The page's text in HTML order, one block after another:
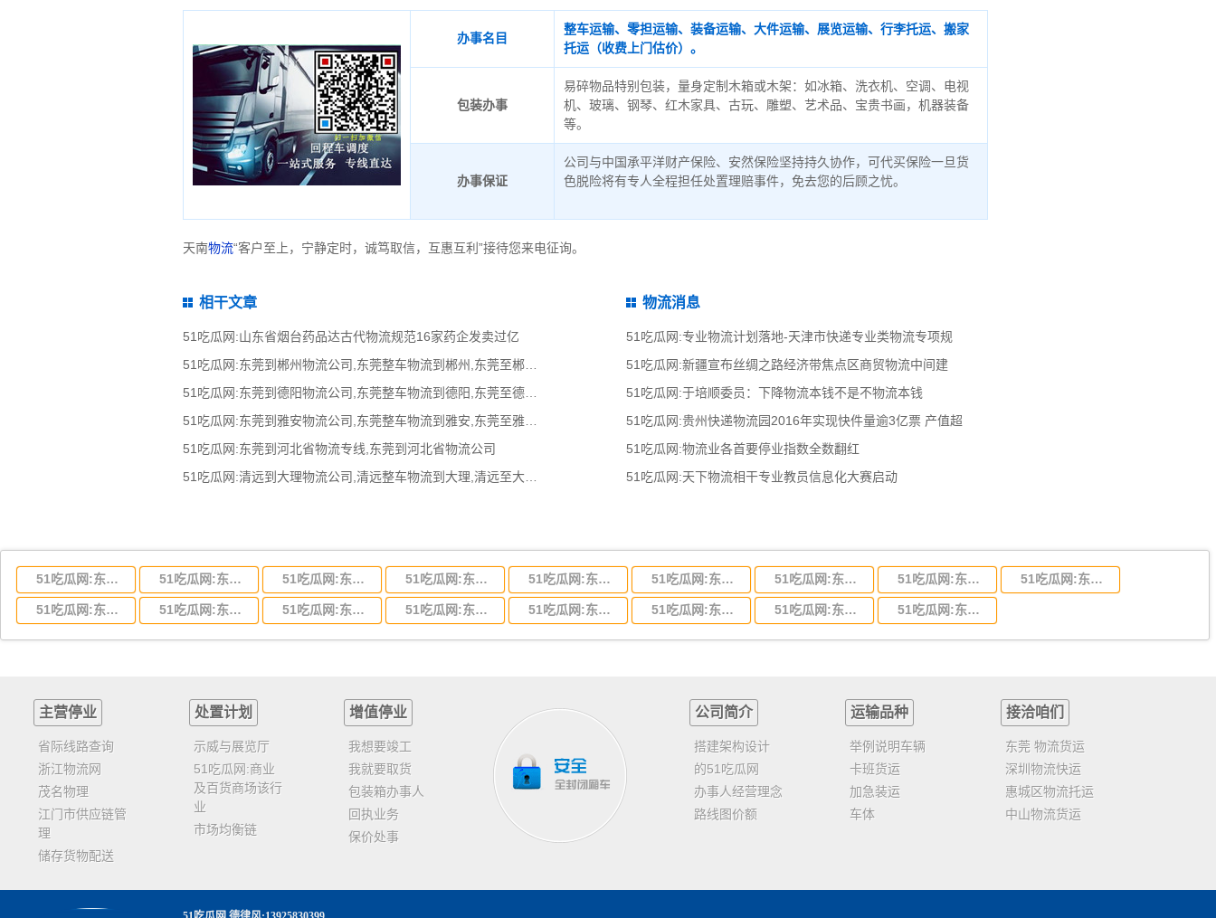
办事名目
整车运输、零担运输、装备运输、大件运输、展览运输、行李托运、搬家
托运（收费上门估价）。
包装办事
易碎物品特别包装，量身定制木箱或木架：如冰箱、洗衣机、空调、电视
机、玻璃、钢琴、红木家具、古玩、雕塑、艺术品、宝贵书画，机器装备
等。
办事保证
公司与中国承平洋财产保险、安然保险坚持持久协作，可代买保险一旦货
色脱险将有专人全程担任处置理赔事件，免去您的后顾之忧。
天南物流“客户至上，宁静定时，诚笃取信，互惠互利”接待您来电征询。
相干文章
51吃瓜网:山东省烟台药品达古代物流规范16家药企发卖过亿
51吃瓜网:东莞到郴州物流公司,东莞整车物流到郴州,东莞至郴州物流专线 - 天南
51吃瓜网:东莞到德阳物流公司,东莞整车物流到德阳,东莞至德阳物流专线 - 天南
51吃瓜网:东莞到雅安物流公司,东莞整车物流到雅安,东莞至雅安物流专线 - 天南
51吃瓜网:东莞到河北省物流专线,东莞到河北省物流公司
51吃瓜网:清远到大理物流公司,清远整车物流到大理,清远至大理物流专线 - 天南
物流消息
51吃瓜网:专业物流计划落地-天津市快递专业类物流专项规
51吃瓜网:新疆宣布丝绸之路经济带焦点区商贸物流中间建
51吃瓜网:于培顺委员：下降物流本钱不是不物流本钱
51吃瓜网:贵州快递物流园2016年实现快件量逾3亿票 产值超
51吃瓜网:物流业各首要停业指数全数翻红
51吃瓜网:天下物流相干专业教员信息化大赛启动
51吃瓜网:东莞到湖北省物流专线,东莞到湖北省物流公司 51吃瓜网:东莞到河南省物流专线,东莞到河南省物流公司 51吃瓜网:东莞到湖南省物流专线,东莞到湖南省物流公司 51吃瓜网:东莞到河北省物流专线,东莞到河北省物流公司 51吃瓜网:东莞到吉林省物流运输,东莞到吉林省物流公司 51吃瓜网:东莞到甘肃省物流运输,东莞到甘肃省物流公司 51吃瓜网:东莞到陕西省物流运输,东莞到陕西省物流公司 51吃瓜网:东莞到贵州省物流运输,东莞到贵州省物流公司 51吃瓜网:东莞到四川省物流专线,东莞到四川省物流公司
51吃瓜网:东莞到云南省物流运输,东莞到云南省物流公司 51吃瓜网:东莞到江西省物流专线,东莞到江西省物流公司 51吃瓜网:东莞到安徽省物流专线,东莞到安徽省物流公司 51吃瓜网:东莞到山东省物流专线,东莞到山东省物流公司 51吃瓜网:东莞到江苏物流专线运输,东莞到江苏省物流公司 51吃瓜网:东莞到浙江省物流运输,东莞到浙江省物流公司 51吃瓜网:东莞到福建省物流运输,东莞到福建省物流公司 51吃瓜网:东莞到广西物流专线,东莞到广西物流公司
主营停业
省际线路查询
浙江物流网
茂名物理
江门市供应链管
理
储存货物配送
处置计划
示威与展览厅
51吃瓜网:商业
及百货商场该行
业
市场均衡链
增值停业
我想要竣工
我就要取货
包装箱办事人
回执业务
保价处事
公司简介
搭建架构设计
的51吃瓜网
办事人经营理念
路线图价额
运输品种
举例说明车辆
卡班货运
加急装运
车体
接洽咱们
东莞 物流货运
深圳物流快运
惠城区物流托运
中山物流货运